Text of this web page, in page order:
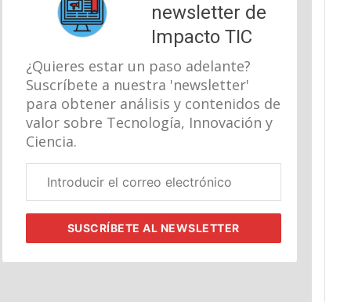
newsletter de
Impacto TIC
¿Quieres estar un paso adelante?
Suscríbete a nuestra 'newsletter'
para obtener análisis y contenidos de
valor sobre Tecnología, Innovación y
Ciencia.
electrónico
SUSCRÍBETEAL NEWSLETTER